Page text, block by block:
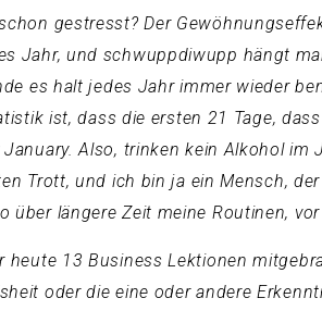
gestresst? Der
Jahr, und schwuppdiwupp hängt
es halt jedes Jahr immer wieder
ist, dass die ersten 21 Tage,
Also, trinken kein Alkohol
Trott, und ich bin ja ein Mensch,
über längere Zeit meine Routinen,
heute 13 Business Lektionen
oder die eine oder andere